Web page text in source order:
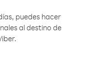
puedes hacer
al destino de